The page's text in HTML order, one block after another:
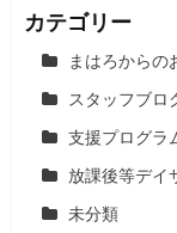
カテゴリー
まはろからの
スタッフブロ
支援プログラ
放課後等デイ
未分類